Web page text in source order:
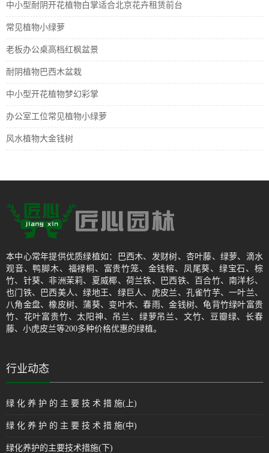
中小型耐阴开花植物白掌适合北京花卉租赁前台
常见植物小绿萝
老板办公桌高档红枫盆景
耐阴植物巴西木盆栽
中小型开花植物梦幻彩掌
办公室工位常见植物小绿萝
风水植物大金钱树
本中心常年提供优质绿植如：巴西木、发财树、杏叶藤、绿萝、滴水
观音、鸭脚木、福禄桐、富贵竹笼、金钱榕、凤尾葵、绿宝石、棕
竹、针葵、非洲茉莉、夏威椰、荷兰铁、巴西铁、百合竹、南洋杉、
也门铁、巴西美人、绿地王、绿巨人、虎皮兰、孔雀竹芋、一叶兰、
八角金盘、橡皮树、蒲葵、变叶木、春雨、金钱树、龟背竹绿叶富贵
竹、花叶富贵竹、太阳神、吊兰、绿萝吊兰、文竹、豆瓣绿、长春
藤、小虎皮兰等200多种价格优惠的绿植。
行业动态
绿 化 养 护 的 主 要 技 术 措 施(上)
绿 化 养 护 的 主 要 技 术 措 施(中)
绿化养护的主要技术措施(下)